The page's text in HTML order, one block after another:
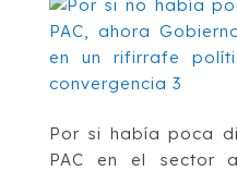
Por si había poca
PAC en el sector